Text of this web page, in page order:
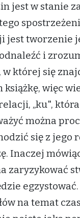
jest w stanie
tworzenie
i
w której się
książkę, więc
„ku",
można
się z jego
Inaczej
zaryzykować
na temat